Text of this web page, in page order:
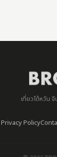
เที่ยวไต้หวัน
Privacy Policy